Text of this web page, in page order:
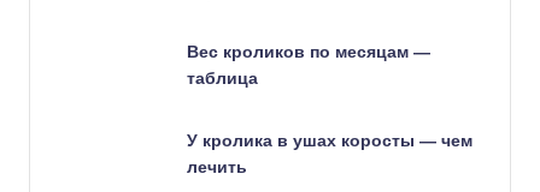
Вес кроликов по месяцам —
таблица
У кролика в ушах коросты — чем
лечить